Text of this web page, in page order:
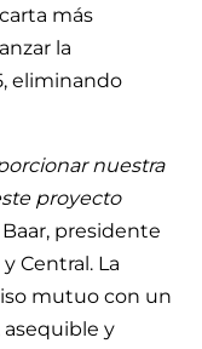
más
la
eliminando
nuestra
proyecto
presidente
Central. La
mutuo con un
y